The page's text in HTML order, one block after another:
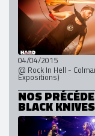
04/04/2015
@ Rock In Hell -
Expositions)
NOS
BLACK KNIVES